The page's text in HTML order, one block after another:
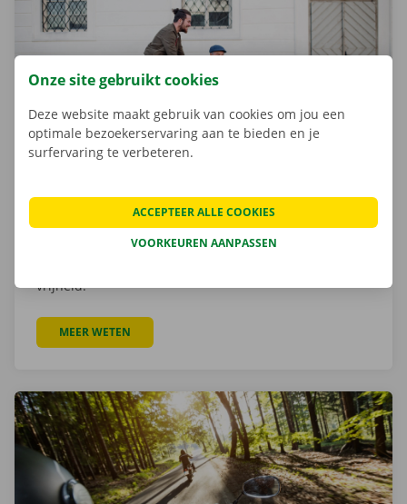
Rolstoelwagens
Ben je minder mobiel of plan je een uitstap met
iemand die minder mobiel is? Huur een rolstoelwagen
vrijheid.
MEER WETEN
Onze site gebruikt cookies
Deze website maakt gebruik van cookies om jou een
optimale bezoekerservaring aan te bieden en je
surfervaring te verbeteren.
VOORKEUREN AANPASSEN
ACCEPTEER ALLE COOKIES